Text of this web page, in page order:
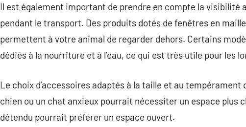
Il est également important de prendre en compte la visibilité
pendant le transport. Des produits dotés de fenêtres en
permettent à votre animal de regarder dehors. Certains
dédiés à la nourriture et à l’eau, ce qui est très utile pour les
Le choix d’accessoires adaptés à la taille et au
chien ou un chat anxieux pourrait nécessiter un espace plus
détendu pourrait préférer un espace ouvert.